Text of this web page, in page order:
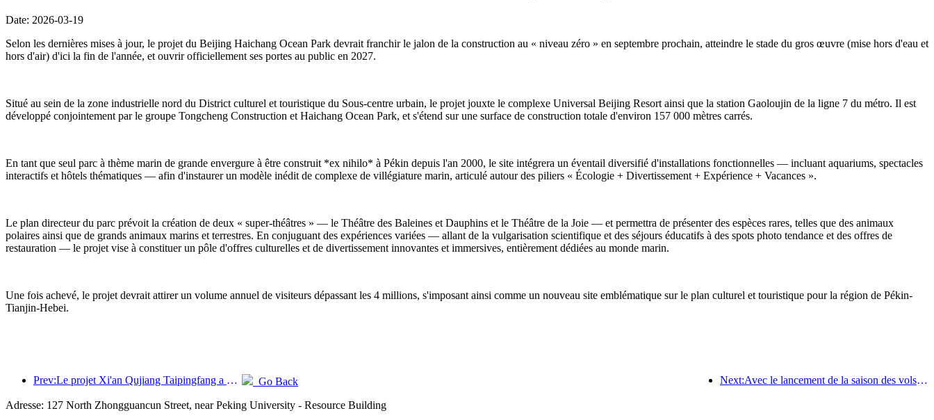
Date: 2026-03-19
Selon les dernières mises à jour, le projet du Beijing Haichang Ocean Park devrait franchir le jalon de la construction au « niveau zéro » en septembre prochain, atteindre le stade du gros œuvre (mise hors d'eau et
hors d'air) d'ici la fin de l'année, et ouvrir officiellement ses portes au public en 2027.
Situé au sein de la zone industrielle nord du District culturel et touristique du Sous-centre urbain, le projet jouxte le complexe Universal Beijing Resort ainsi que la station Gaoloujin de la ligne 7 du métro. Il est
développé conjointement par le groupe Tongcheng Construction et Haichang Ocean Park, et s'étend sur une surface de construction totale d'environ 157 000 mètres carrés.
En tant que seul parc à thème marin de grande envergure à être construit *ex nihilo* à Pékin depuis l'an 2000, le site intégrera un éventail diversifié d'installations fonctionnelles — incluant aquariums, spectacles
interactifs et hôtels thématiques — afin d'instaurer un modèle inédit de complexe de villégiature marin, articulé autour des piliers « Écologie + Divertissement + Expérience + Vacances ».
Le plan directeur du parc prévoit la création de deux « super-théâtres » — le Théâtre des Baleines et Dauphins et le Théâtre de la Joie — et permettra de présenter des espèces rares, telles que des animaux
polaires ainsi que de grands animaux marins et terrestres. En conjuguant des expériences variées — allant de la vulgarisation scientifique et des séjours éducatifs à des spots photo tendance et des offres de
restauration — le projet vise à constituer un pôle d'offres culturelles et de divertissement innovantes et immersives, entièrement dédiées au monde marin.
Une fois achevé, le projet devrait attirer un volume annuel de visiteurs dépassant les 4 millions, s'imposant ainsi comme un nouveau site emblématique sur le plan culturel et touristique pour la région de Pékin-
Tianjin-Hebei.
Prev:Le projet Xi'an Qujiang Taipingfang a officiellement débuté sa construction, avec une superficie totale de 137 000 mètres carrés. Next:Avec le lancement de la saison des vols été-automne, les trois aéroports de l'île de Hainan ont ajouté 41 nouvelles destinations.
Go Back
Adresse: 127 North Zhongguancun Street, near Peking University - Resource Building